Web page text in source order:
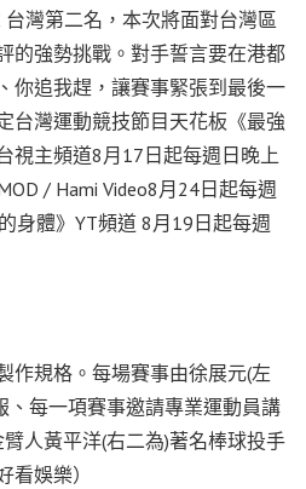
台灣第二名，本次將面對台灣區
的強勢挑戰。對手誓言要在港都
你追我趕，讓賽事緊張到最後一
台灣運動競技節目天花板《最強
視主頻道8月17日起每週日晚上
/ Hami Video8月24日起每週
身體》YT頻道 8月19日起每週
作規格。每場賽事由徐展元(左
、每一項賽事邀請專業運動員講
人黃平洋(右二為)著名棒球投手
娛樂）